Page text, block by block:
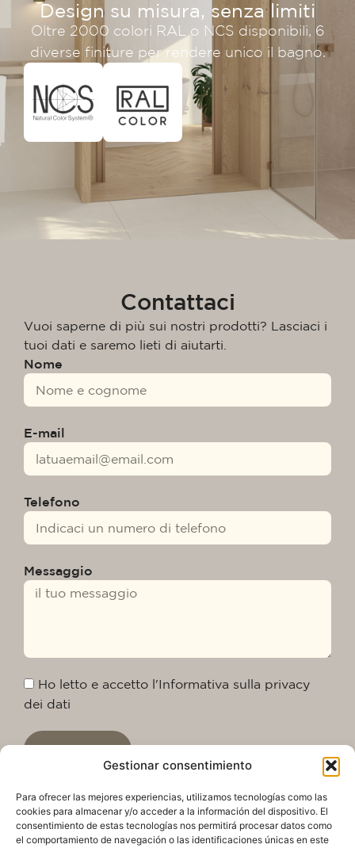
Gestionar consentimiento
Para ofrecer las mejores experiencias, utilizamos tecnologías como las
cookies para almacenar y/o acceder a la información del dispositivo. El
consentimiento de estas tecnologías nos permitirá procesar datos como
el comportamiento de navegación o las identificaciones únicas en este
Design su misura, senza limiti
Oltre 2000 colori RAL o NCS disponibili, 6
diverse finiture per rendere unico il bagno.
Contattaci
Vuoi saperne di più sui nostri prodotti? Lasciaci i
tuoi dati e saremo lieti di aiutarti.
Nome
E-mail
Telefono
Messaggio
Ho letto e accetto l'Informativa sulla privacy
dei dati